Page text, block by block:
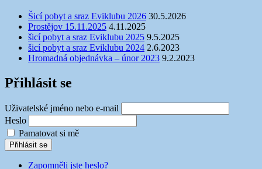
Šicí pobyt a sraz Eviklubu 2026 30.5.2026
Prostějov 15.11.2025 4.11.2025
šicí pobyt a sraz Eviklubu 2025 9.5.2025
šicí pobyt a sraz Eviklubu 2024 2.6.2023
Hromadná objednávka – únor 2023 9.2.2023
Přihlásit se
Uživatelské jméno nebo e-mail
Heslo
Pamatovat si mě
Přihlásit se
Zapomněli jste heslo?